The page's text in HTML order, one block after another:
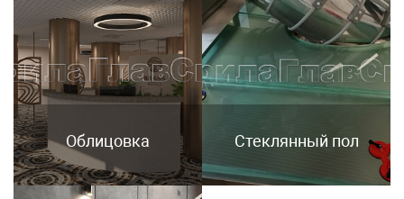
Облицовка Стеклянный пол